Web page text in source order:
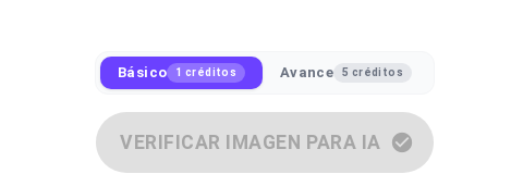
Básico 1 créditos Avance 5 créditos
VERIFICAR IMAGEN PARA IA